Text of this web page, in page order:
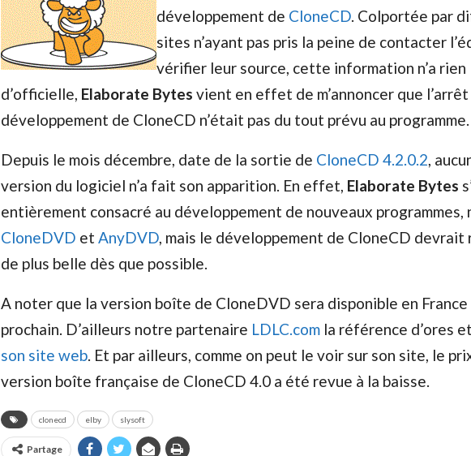
développement de CloneCD. Colportée par
sites n’ayant pas pris la peine de contacter
vérifier leur source, cette information n’a rien
d’officielle, Elaborate Bytes vient en effet de m’annoncer que l’arrêt
développement de CloneCD n’était pas du tout prévu au programme.
Depuis le mois décembre, date de la sortie de CloneCD 4.2.0.2,
version du logiciel n’a fait son apparition. En effet, Elaborate Bytes
entièrement consacré au développement de nouveaux programmes,
CloneDVD et AnyDVD, mais le développement de CloneCD devrait
de plus belle dès que possible.
A noter que la version boîte de CloneDVD sera disponible en France
prochain. D’ailleurs notre partenaire LDLC.comla référence d’ores
son site web. Et par ailleurs, comme on peut le voir sur son site, le
version boîte française de CloneCD 4.0 a été revue à la baisse.
clonecd elby slysoft
Partage